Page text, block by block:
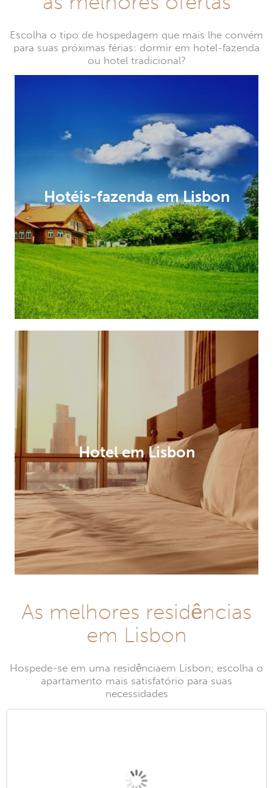
Escolha o tipo de hospedagem que mais lhe convém
para suas próximas férias: dormir em hotel-fazenda
ou hotel tradicional?
Hotéis-fazenda em Lisbon
Hotel em Lisbon
As melhores residências
em Lisbon
Hospede-se em uma residênciaem Lisbon; escolha o
apartamento mais satisfatório para suas
necessidades